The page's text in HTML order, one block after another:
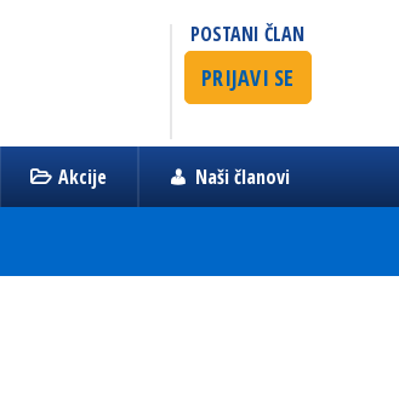
POSTANI ČLAN
PRIJAVI SE
Akcije Naši članovi